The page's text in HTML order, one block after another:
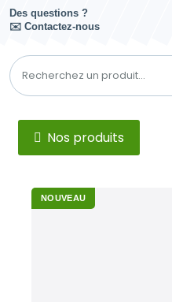
Des questions ?
✉️ Contactez-nous
Nos produits
NOUVEAU